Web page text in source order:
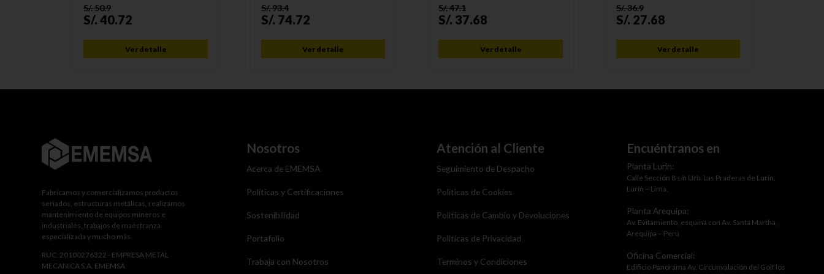
S/.50.9
S/.40.72
Ver detalle
S/.93.4
S/. 74.72
Ver detalle
S/.47.1
S/. 37.68
Ver detalle
S/.36.9
S/. 27.68
Ver detalle
Fabricamos y comercializamos productos
seriados, estructuras metálicas, realizamos
mantenimiento de equipos mineros e
industriales, trabajos de maestranza
especializada y mucho más.
RUC: 20100276322 - EMPRESA METAL
MECANICA S.A. EMEMSA
Nosotros
Acerca de EMEMSA
Políticas y Certificaciones
Sostenibilidad
Portafolio
Trabaja con Nosotros
Atención al Cliente
Seguimiento de Despacho
Politicas de Cookies
Politicas de Cambio y Devoluciones
Politicas de Privacidad
Terminos y Condiciones
Encuéntranos en
Planta Lurín:
Calle Sección 8 s/n Urb. Las Praderas de Lurín,
Lurín – Lima.
Planta Arequipa:
Av. Evitamiento, esquina con Av. Santa Martha,
Arequipa – Perú
Oficina Comercial:
Edificio Panorama Av. Circunvalación del Golf los